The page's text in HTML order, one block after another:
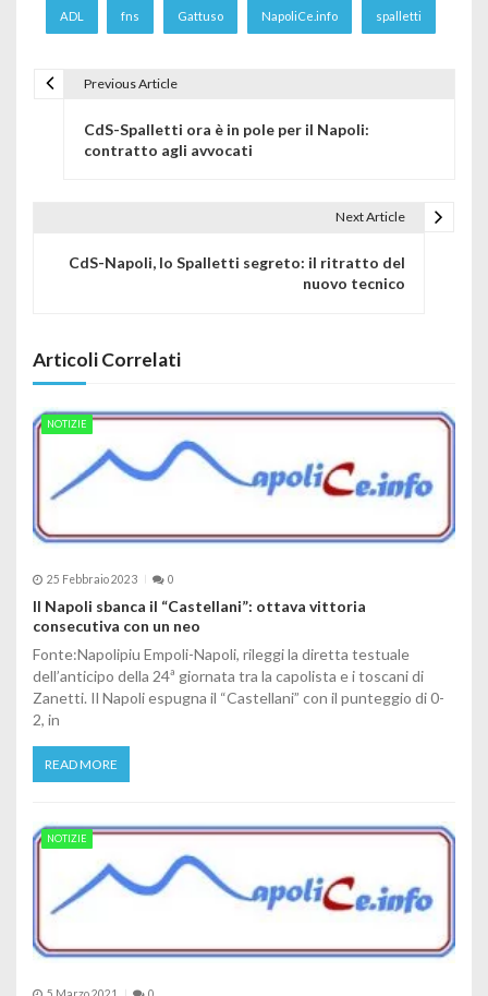
ADL fns Gattuso NapoliCe.info spalletti
Previous Article
CdS-Spalletti ora è in pole per il Napoli:
contratto agli avvocati
Next Article
CdS-Napoli, lo Spalletti segreto: il ritratto del
nuovo tecnico
Articoli Correlati
NOTIZIE
25 Febbraio 2023 0
Il Napoli sbanca il “Castellani”: ottava vittoria
consecutiva con un neo
Fonte:Napolipiu Empoli-Napoli, rileggi la diretta testuale
dell’anticipo della 24ª giornata tra la capolista e i toscani di
Zanetti. Il Napoli espugna il “Castellani” con il punteggio di 0-
2, in
READ MORE
NOTIZIE